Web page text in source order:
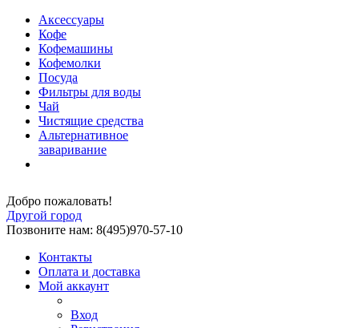
Аксессуары
Кофе
Кофемашины
Кофемолки
Посуда
Фильтры для воды
Чай
Чистящие средства
Альтернативное
заваривание
Добро пожаловать!
Другой город
Позвоните нам: 8(495)970-57-10
Контакты
Оплата и доставка
Мой аккаунт
Вход